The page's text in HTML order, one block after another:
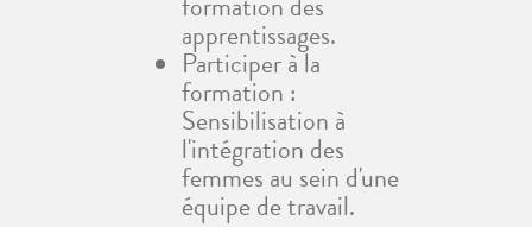
apprentissages.
Participer à la
formation :
Sensibilisation à
l'intégration des
femmes au sein d'une
équipe de travail.